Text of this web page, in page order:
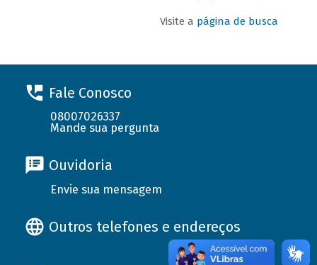
Visite a página de busca
Fale Conosco
08007026337
Mande sua pergunta
Ouvidoria
Envie sua mensagem
Outros telefones e endereços